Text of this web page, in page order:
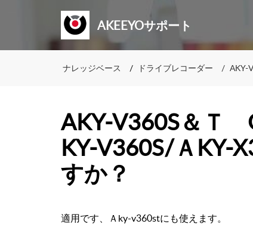
AKEEYOサポート
ナレッジベース ドライブレコーダー AKY-
AKY-V360S＆Ｔ
KY-V360S/ＡKY-
すか？
適用です、Ａky-v360stにも使えます。